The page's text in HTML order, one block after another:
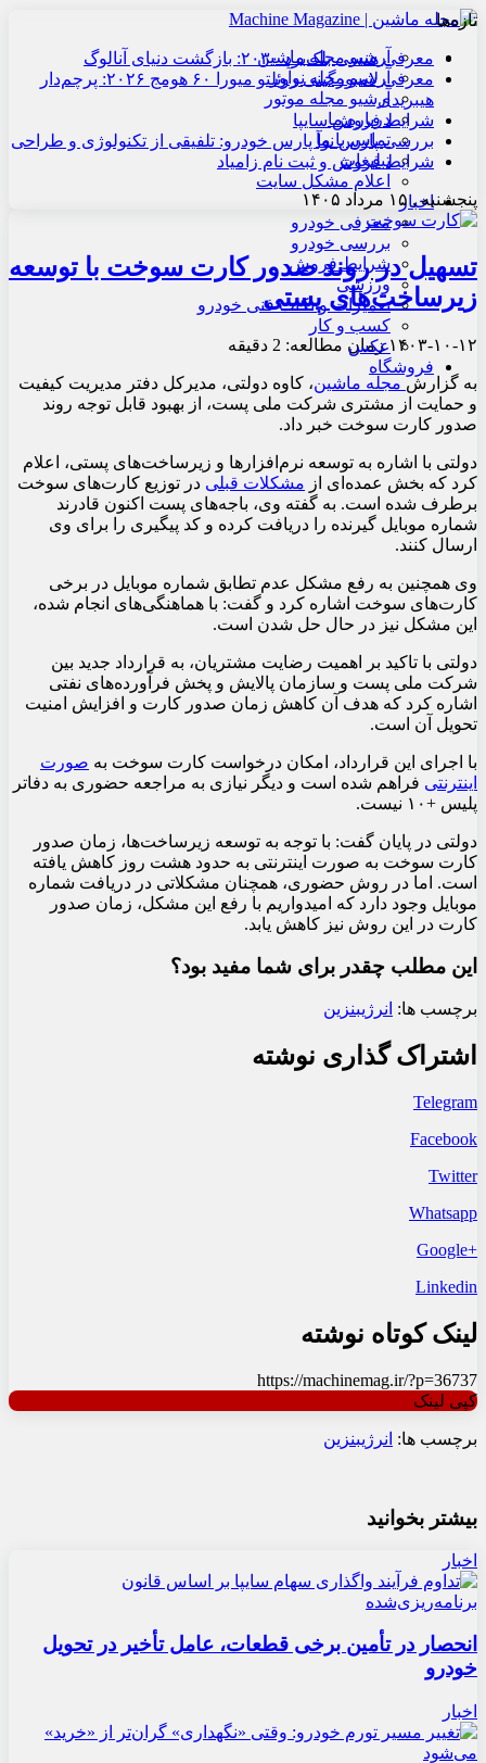
آرشیو مجله ماشین
آرشیو مجله نوآور
آرشیو مجله موتور
درباره ما
تماس با ما
تبلیغات
اعلام مشکل سایت
اخبار
معرفی خودرو
بررسی خودرو
شرایط فروش
ورزشی
تعمیرات و نکات فنی خودرو
کسب و کار
عکس
فروشگاه
تازه‌ها
معرفی هنسی بلک‌برد ۲۰۳۰: بازگشت دنیای آنالوگ
معرفی لامبورگینی روئلتو میورا ۶۰ هومج ۲۰۲۶: پرچم‌دار
هیبریدی
شرایط فروش سایپا
بررسی پارس نوآ پارس خودرو: تلفیقی از تکنولوژی و طراحی
شرایط فروش و ثبت نام زامیاد
پنجشنبه , ۱۵ مرداد ۱۴۰۵
تسهیل در روند صدور کارت سوخت با توسعه
زیرساخت‌های پستی
۱۴۰۳-۱۰-۱۲زمان مطالعه: 2 دقیقه
به گزارش مجله ماشین، کاوه دولتی، مدیرکل دفتر مدیریت کیفیت
و حمایت از مشتری شرکت ملی پست، از بهبود قابل توجه روند
صدور کارت سوخت خبر داد.
دولتی با اشاره به توسعه نرم‌افزارها و زیرساخت‌های پستی، اعلام
کرد که بخش عمده‌ای از مشکلات قبلی در توزیع کارت‌های سوخت
برطرف شده است. به گفته وی، باجه‌های پست اکنون قادرند
شماره موبایل گیرنده را دریافت کرده و کد پیگیری را برای وی
ارسال کنند.
وی همچنین به رفع مشکل عدم تطابق شماره موبایل در برخی
کارت‌های سوخت اشاره کرد و گفت: با هماهنگی‌های انجام شده،
این مشکل نیز در حال حل شدن است.
دولتی با تاکید بر اهمیت رضایت مشتریان، به قرارداد جدید بین
شرکت ملی پست و سازمان پالایش و پخش فرآورده‌های نفتی
اشاره کرد که هدف آن کاهش زمان صدور کارت و افزایش امنیت
تحویل آن است.
با اجرای این قرارداد، امکان درخواست کارت سوخت به صورت
اینترنتی فراهم شده است و دیگر نیازی به مراجعه حضوری به دفاتر
پلیس +۱۰ نیست.
دولتی در پایان گفت: با توجه به توسعه زیرساخت‌ها، زمان صدور
کارت سوخت به صورت اینترنتی به حدود هشت روز کاهش یافته
است. اما در روش حضوری، همچنان مشکلاتی در دریافت شماره
موبایل وجود دارد که امیدواریم با رفع این مشکل، زمان صدور
کارت در این روش نیز کاهش یابد.
این مطلب چقدر برای شما مفید بود؟
برچسب ها: انرژیبنزین
اشتراک گذاری نوشته
Telegram
Facebook
Twitter
Whatsapp
+Google
Linkedin
لینک کوتاه نوشته
https://machinemag.ir/?p=36737
کپی لینک
برچسب ها: انرژیبنزین
بیشتر بخوانید
اخبار
انحصار در تأمین برخی قطعات، عامل تأخیر در تحویل
خودرو
اخبار